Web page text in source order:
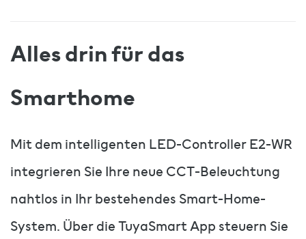
Alles drin für das
Smarthome
Mit dem intelligenten LED-Controller E2-WR
integrieren Sie Ihre neue CCT-Beleuchtung
nahtlos in Ihr bestehendes Smart-Home-
System. Über die TuyaSmart App steuern Sie